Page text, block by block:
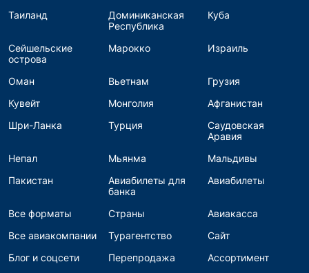
Таиланд
Доминиканская
Республика
Куба
Сейшельские
острова
Марокко Израиль
Оман Вьетнам
Грузия
Кувейт
Монголия
Афганистан
Шри-Ланка
Турция
Саудовская
Аравия
Непал
Мьянма
Мальдивы
Пакистан
Авиабилеты для
банка
Авиабилеты
Все форматы Страны
Авиакасса
Все авиакомпании
Турагентство
Сайт
Блог и соцсети
Перепродажа
Ассортимент